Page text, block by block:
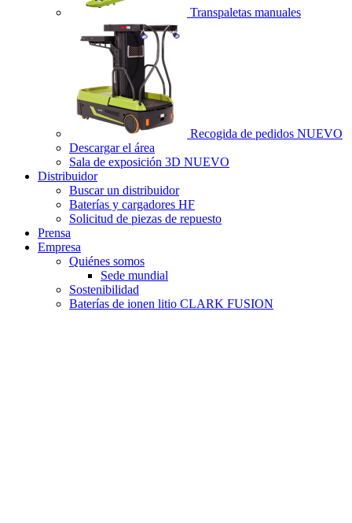
Transpaletas manuales
Recogida de pedidos NUEVO
Descargar el área
Sala de exposición 3D NUEVO
Distribuidor
Buscar un distribuidor
Baterías y cargadores HF
Solicitud de piezas de repuesto
Prensa
Empresa
Quiénes somos
Sede mundial
Sostenibilidad
Baterías de ionen litio CLARK FUSION